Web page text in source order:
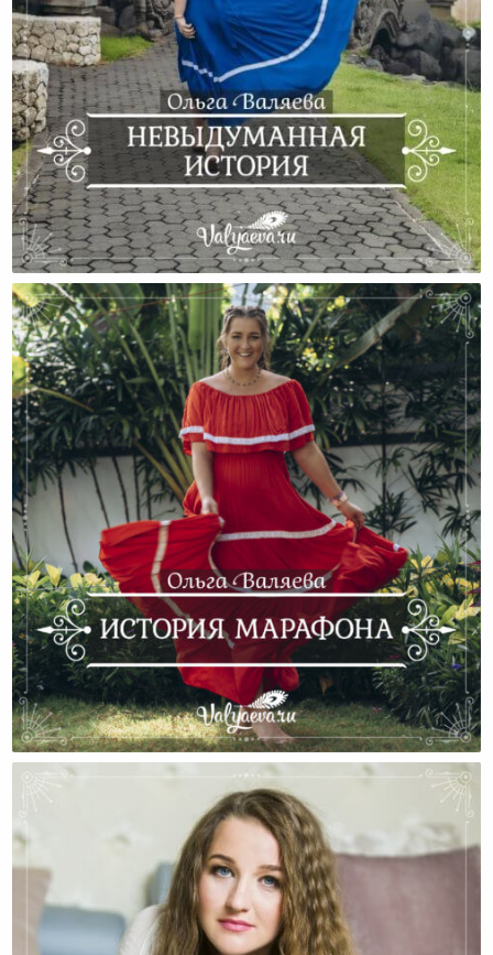
Невыдуманная История
История Марафона